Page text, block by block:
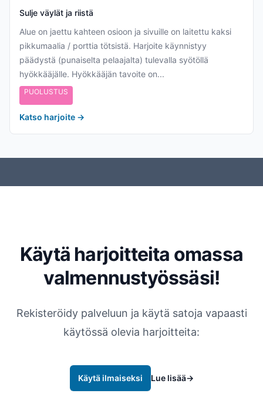
Sulje väylät ja riistä
Alue on jaettu kahteen osioon ja sivuille on laitettu kaksi
pikkumaalia / porttia tötsistä. Harjoite käynnistyy
päädystä (punaiselta pelaajalta) tulevalla syötöllä
hyökkääjälle. Hyökkääjän tavoite on...
PUOLUSTUS
Katso harjoite →
Käytä harjoitteita omassa
valmennustyössäsi!
Rekisteröidy palveluun ja käytä satoja vapaasti
käytössä olevia harjoitteita:
Käytä ilmaiseksi Lue lisää→